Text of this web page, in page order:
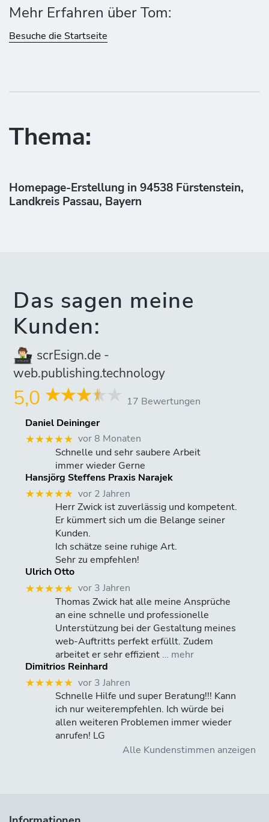
Mehr Erfahren über Tom:
Besuche die Startseite
Thema:
Homepage-Erstellung in 94538 Fürstenstein,
Landkreis Passau, Bayern
Das sagen meine
Kunden:
scrEsign.de -
web.publishing.technology
5,0
17 Bewertungen
Daniel Deininger
★★★★★ vor 8 Monaten
Schnelle und sehr saubere Arbeit
immer wieder Gerne
Hansjörg Steffens Praxis Narajek
★★★★★ vor 2 Jahren
Herr Zwick ist zuverlässig und kompetent.
Er kümmert sich um die Belange seiner
Kunden.
Ich schätze seine ruhige Art.
Sehr zu empfehlen!
Ulrich Otto
★★★★★ vor 3 Jahren
Thomas Zwick hat alle meine Ansprüche
an eine schnelle und professionelle
Unterstützung bei der Gestaltung meines
web-Auftritts perfekt erfüllt. Zudem
arbeitet er sehr effizient … mehr
Dimitrios Reinhard
★★★★★ vor 3 Jahren
Schnelle Hilfe und super Beratung!!! Kann
ich nur weiterempfehlen. Ich würde bei
allen weiteren Problemen immer wieder
anrufen! LG
Alle Kundenstimmen anzeigen